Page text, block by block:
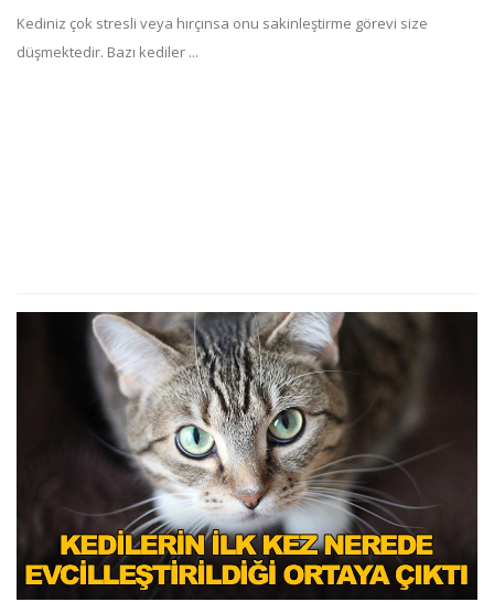
Kediniz çok stresli veya hırçınsa onu sakinleştirme görevi size
düşmektedir. Bazı kediler ...